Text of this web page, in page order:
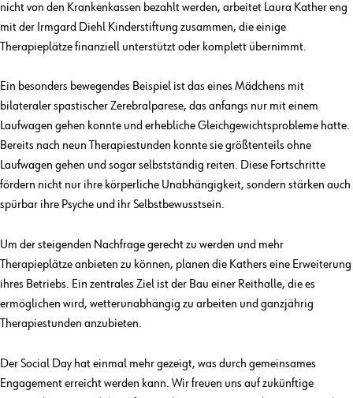
nicht von den Krankenkassen bezahlt werden, arbeitet Laura Kather eng
mit der Irmgard Diehl Kinderstiftung zusammen, die einige
Therapieplätze finanziell unterstützt oder komplett übernimmt.
Ein besonders bewegendes Beispiel ist das eines Mädchens mit
bilateraler spastischer Zerebralparese, das anfangs nur mit einem
Laufwagen gehen konnte und erhebliche Gleichgewichtsprobleme hatte.
Bereits nach neun Therapiestunden konnte sie größtenteils ohne
Laufwagen gehen und sogar selbstständig reiten. Diese Fortschritte
fördern nicht nur ihre körperliche Unabhängigkeit, sondern stärken auch
spürbar ihre Psyche und ihr Selbstbewusstsein.
Um der steigenden Nachfrage gerecht zu werden und mehr
Therapieplätze anbieten zu können, planen die Kathers eine Erweiterung
ihres Betriebs. Ein zentrales Ziel ist der Bau einer Reithalle, die es
ermöglichen wird, wetterunabhängig zu arbeiten und ganzjährig
Therapiestunden anzubieten.
Der Social Day hat einmal mehr gezeigt, was durch gemeinsames
Engagement erreicht werden kann. Wir freuen uns auf zukünftige